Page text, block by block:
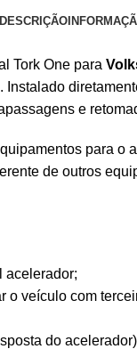
DESCRIÇÃO
Tork One para
e
para o
de outros
acelerador;
o veículo com
do